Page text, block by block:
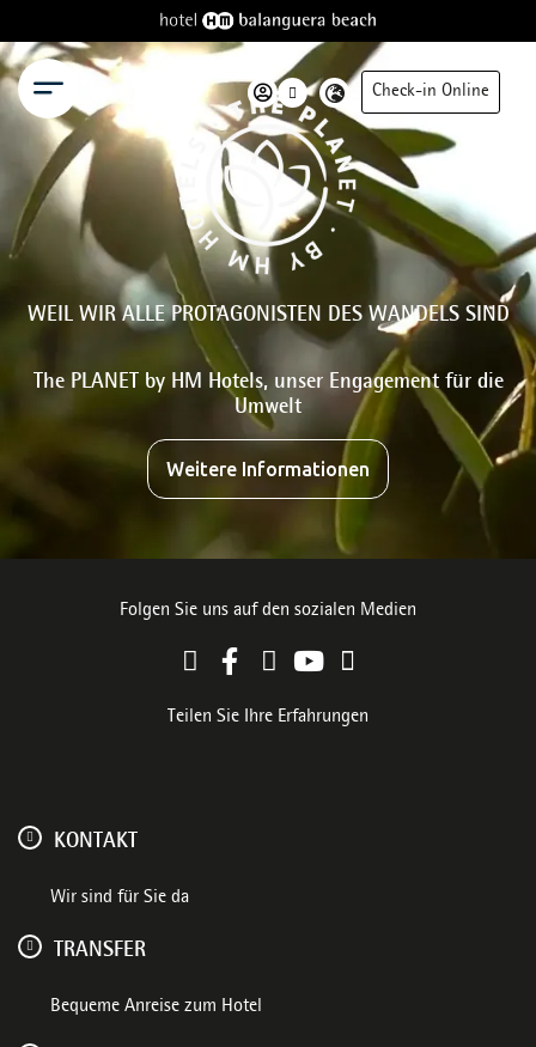
Check-in Online
WEIL WIR ALLE PROTAGONISTEN DES WANDELS SIND
The PLANET by HM Hotels, unser Engagement für die
Umwelt
Weitere Informationen
Folgen Sie uns auf den sozialen Medien
Teilen Sie Ihre Erfahrungen
KONTAKT
Wir sind für Sie da
TRANSFER
Bequeme Anreise zum Hotel